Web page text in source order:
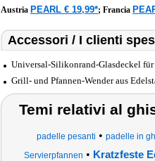
Austria PEARL € 19,99*; Francia
Accessori / I clienti
Universal-Silikonrand-Glasdeckel
Grill- und Pfannen-Wender aus
Temi relativi al
padelle pesanti • padelle in
Servierpfannen • Kratzfeste